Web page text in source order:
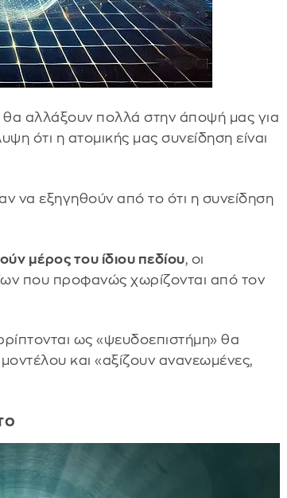
θα αλλάξουν πολλά στην άποψή μας για
ότι η ατομικής μας συνείδηση είναι
να εξηγηθούν από το ότι η συνείδηση
μέρος του ίδιου πεδίου, οι
που προφανώς χωρίζονται από τον
ως «ψευδοεπιστήμη» θα
και «αξίζουν ανανεωμένες,